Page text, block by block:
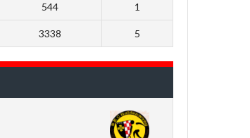
544 1
3338 5